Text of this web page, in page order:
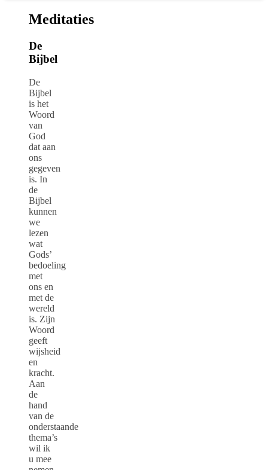
Meditaties
De
Bijbel
De
Bijbel
is het
Woord
van
God
dat aan
ons
gegeven
is. In
de
Bijbel
kunnen
we
lezen
wat
Gods’
bedoeling
met
ons en
met de
wereld
is. Zijn
Woord
geeft
wijsheid
en
kracht.
Aan
de
hand
van de
onderstaande
thema’s
wil ik
u mee